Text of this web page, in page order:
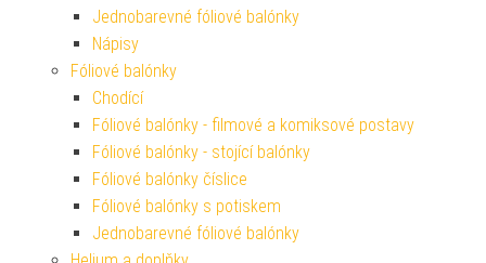
Jednobarevné fóliové balónky
Nápisy
Fóliové balónky
Chodící
Fóliové balónky - filmové a komiksové postavy
Fóliové balónky - stojící balónky
Fóliové balónky číslice
Fóliové balónky s potiskem
Jednobarevné fóliové balónky